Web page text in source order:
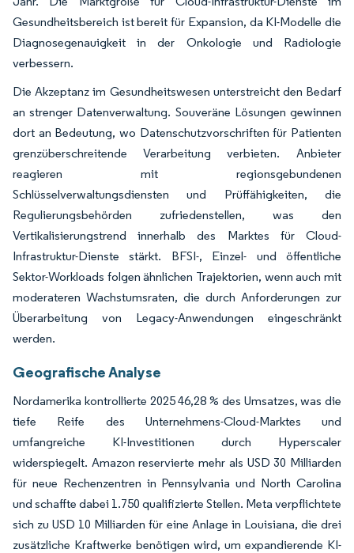
Gesundheitsbereich ist bereit für Expansion, da KI-Modelle die
Diagnosegenauigkeit in der Onkologie und Radiologie
verbessern.
Die Akzeptanz im Gesundheitswesen unterstreicht den Bedarf
an strenger Datenverwaltung. Souveräne Lösungen gewinnen
dort an Bedeutung, wo Datenschutzvorschriften für Patienten
grenzüberschreitende Verarbeitung verbieten. Anbieter
reagieren mit regionsgebundenen
Schlüsselverwaltungsdiensten und Prüffähigkeiten, die
Regulierungsbehörden zufriedenstellen, was den
Vertikalisierungstrend innerhalb des Marktes für Cloud-
Infrastruktur-Dienste stärkt. BFSI-, Einzel- und öffentliche
Sektor-Workloads folgen ähnlichen Trajektorien, wenn auch mit
moderateren Wachstumsraten, die durch Anforderungen zur
Überarbeitung von Legacy-Anwendungen eingeschränkt
werden.
Geografische Analyse
Nordamerika kontrollierte 2025 46,28 % des Umsatzes, was die
tiefe Reife des Unternehmens-Cloud-Marktes und
umfangreiche KI-Investitionen durch Hyperscaler
widerspiegelt. Amazon reservierte mehr als USD 30 Milliarden
für neue Rechenzentren in Pennsylvania und North Carolina
und schaffte dabei 1.750 qualifizierte Stellen. Meta verpflichtete
sich zu USD 10 Milliarden für eine Anlage in Louisiana, die drei
zusätzliche Kraftwerke benötigen wird, um expandierende KI-